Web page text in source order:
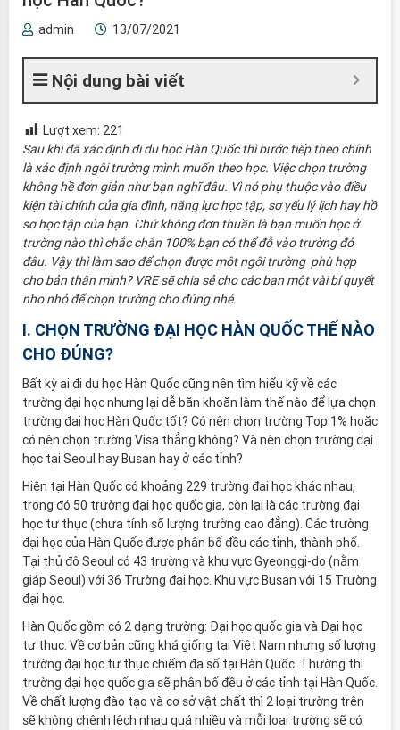
admin 13/07/2021
Nội dung bài viết
Lượt xem: 221
Sau khi đã xác định đi du học Hàn Quốc thì bước tiếp theo chính
là xác định ngôi trường mình muốn theo học. Việc chọn trường
không hề đơn giản như bạn nghĩ đâu. Vì nó phụ thuộc vào điều
kiện tài chính của gia đình, năng lực học tập, sơ yếu lý lịch hay hồ
sơ học tập của bạn. Chứ không đơn thuần là bạn muốn học ở
trường nào thì chắc chắn 100% bạn có thể đỗ vào trường đó
đâu. Vậy thì làm sao để chọn được một ngôi trường phù hợp
cho bản thân mình? VRE sẽ chia sẻ cho các bạn một vài bí quyết
nho nhỏ để chọn trường cho đúng nhé.
I. CHỌN TRƯỜNG ĐẠI HỌC HÀN QUỐC THẾ NÀO
CHO ĐÚNG?
Bất kỳ ai đi du học Hàn Quốc cũng nên tìm hiểu kỹ về các
trường đại học nhưng lại dễ băn khoăn làm thế nào để lựa chọn
trường đại học Hàn Quốc tốt? Có nên chọn trường Top 1% hoặc
có nên chọn trường Visa thẳng không? Và nên chọn trường đại
học tại Seoul hay Busan hay ở các tỉnh?
Hiện tại Hàn Quốc có khoảng 229 trường đại học khác nhau,
trong đó 50 trường đại học quốc gia, còn lại là các trường đại
học tư thục (chưa tính số lượng trường cao đẳng). Các trường
đại học của Hàn Quốc được phân bố đều các tỉnh, thành phố.
Tại thủ đô Seoul có 43 trường và khu vực Gyeonggi-do (nằm
giáp Seoul) với 36 Trường đại học. Khu vực Busan với 15 Trường
đại học.
Hàn Quốc gồm có 2 dạng trường: Đại học quốc gia và Đại học
tư thục. Về cơ bản cũng khá giống tại Việt Nam nhưng số lượng
trường đại học tư thục chiếm đa số tại Hàn Quốc. Thường thì
trường đại học quốc gia sẽ phân bố đều ở các tỉnh tại Hàn Quốc.
Về chất lượng đào tạo và cơ sở vật chất thì 2 loại trường trên
sẽ không chênh lệch nhau quá nhiều và mỗi loại trường sẽ có